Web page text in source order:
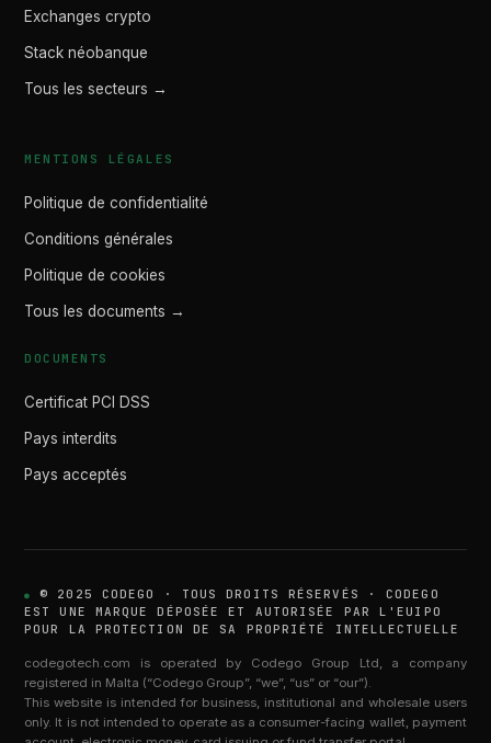
Exchanges crypto
Stack néobanque
Tous les secteurs →
MENTIONS LÉGALES
Politique de confidentialité
Conditions générales
Politique de cookies
Tous les documents →
DOCUMENTS
Certificat PCI DSS
Pays interdits
Pays acceptés
© 2025 CODEGO · TOUS DROITS RÉSERVÉS · CODEGO
EST UNE MARQUE DÉPOSÉE ET AUTORISÉE PAR L'EUIPO
POUR LA PROTECTION DE SA PROPRIÉTÉ INTELLECTUELLE
codegotech.com is operated by Codego Group Ltd, a company
registered in Malta (“Codego Group”, “we”, “us” or “our”).
This website is intended for business, institutional and wholesale users
only. It is not intended to operate as a consumer-facing wallet, payment